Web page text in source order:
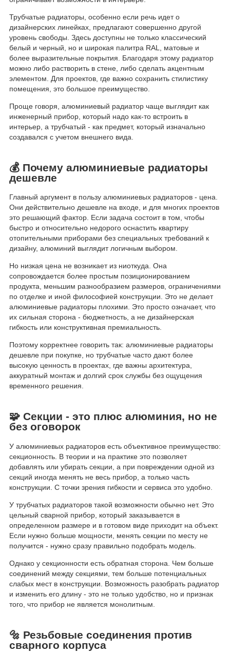
Трубчатые радиаторы, особенно если речь идет о
дизайнерских линейках, предлагают совершенно другой
уровень свободы. Здесь доступны не только классический
белый и черный, но и широкая палитра RAL, матовые и
более выразительные покрытия. Благодаря этому радиатор
можно либо растворить в стене, либо сделать акцентным
элементом. Для проектов, где важно сохранить стилистику
помещения, это большое преимущество.
Проще говоря, алюминиевый радиатор чаще выглядит как
инженерный прибор, который надо как-то встроить в
интерьер, а трубчатый - как предмет, который изначально
создавался с учетом внешнего вида.
💰 Почему алюминиевые радиаторы
дешевле
Главный аргумент в пользу алюминиевых радиаторов - цена.
Они действительно дешевле на входе, и для многих проектов
это решающий фактор. Если задача состоит в том, чтобы
быстро и относительно недорого оснастить квартиру
отопительными приборами без специальных требований к
дизайну, алюминий выглядит логичным выбором.
Но низкая цена не возникает из ниоткуда. Она
сопровождается более простым позиционированием
продукта, меньшим разнообразием размеров, ограничениями
по отделке и иной философией конструкции. Это не делает
алюминиевые радиаторы плохими. Это просто означает, что
их сильная сторона - бюджетность, а не дизайнерская
гибкость или конструктивная премиальность.
Поэтому корректнее говорить так: алюминиевые радиаторы
дешевле при покупке, но трубчатые часто дают более
высокую ценность в проектах, где важны архитектура,
аккуратный монтаж и долгий срок службы без ощущения
временного решения.
🧩 Секции - это плюс алюминия, но не
без оговорок
У алюминиевых радиаторов есть объективное преимущество:
секционность. В теории и на практике это позволяет
добавлять или убирать секции, а при повреждении одной из
секций иногда менять не весь прибор, а только часть
конструкции. С точки зрения гибкости и сервиса это удобно.
У трубчатых радиаторов такой возможности обычно нет. Это
цельный сварной прибор, который заказывается в
определенном размере и в готовом виде приходит на объект.
Если нужно больше мощности, менять секции по месту не
получится - нужно сразу правильно подобрать модель.
Однако у секционности есть обратная сторона. Чем больше
соединений между секциями, тем больше потенциальных
слабых мест в конструкции. Возможность разобрать радиатор
и изменить его длину - это не только удобство, но и признак
того, что прибор не является монолитным.
🔩 Резьбовые соединения против
сварного корпуса